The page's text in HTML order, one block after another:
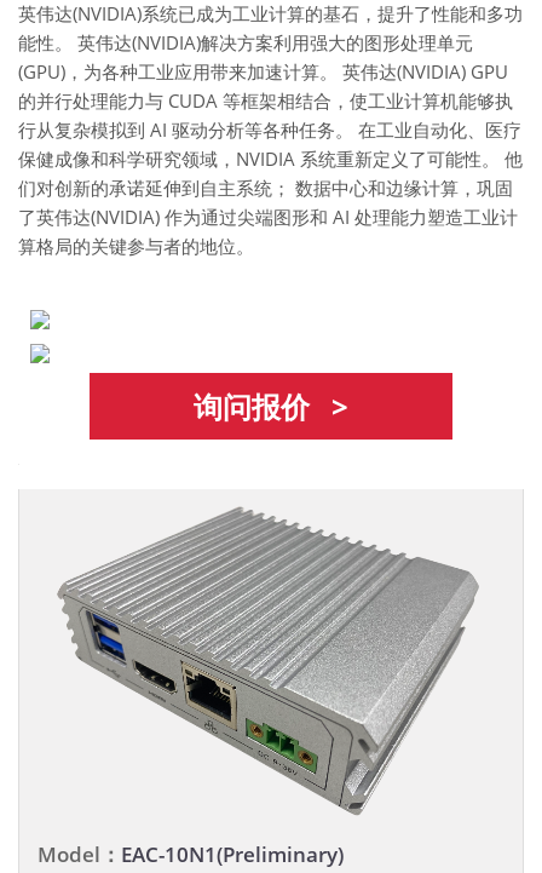
英伟达(NVIDIA)系统已成为工业计算的基石，提升了性能和多功
能性。 英伟达(NVIDIA)解决方案利用强大的图形处理单元
(GPU)，为各种工业应用带来加速计算。 英伟达(NVIDIA) GPU
的并行处理能力与 CUDA 等框架相结合，使工业计算机能够执
行从复杂模拟到 AI 驱动分析等各种任务。 在工业自动化、医疗
保健成像和科学研究领域，NVIDIA 系统重新定义了可能性。 他
们对创新的承诺延伸到自主系统； 数据中心和边缘计算，巩固
了英伟达(NVIDIA) 作为通过尖端图形和 AI 处理能力塑造工业计
算格局的关键参与者的地位。
询问报价 >
Model： EAC-10N1(Preliminary)